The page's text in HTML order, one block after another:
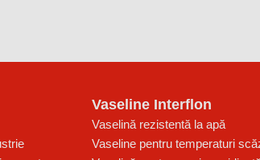
Vaseline Interflon
Vaselină rezistentă la apă
Vaseline pentru temperaturi